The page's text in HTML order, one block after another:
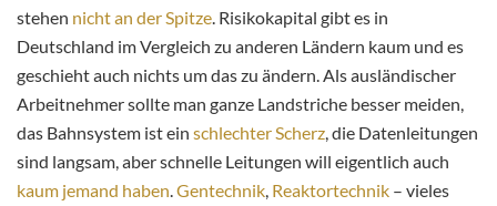
stehen nicht an der Spitze . Risikokapital gibt es in
Deutschland im Vergleich zu anderen Ländern kaum und es
geschieht auch nichts um das zu ändern. Als ausländischer
Arbeitnehmer sollte man ganze Landstriche besser meiden,
das Bahnsystem ist ein schlechter Scherz , die Datenleitungen
sind langsam, aber schnelle Leitungen will eigentlich auch
kaum jemand haben Gentechnik Reaktortechnik – vieles